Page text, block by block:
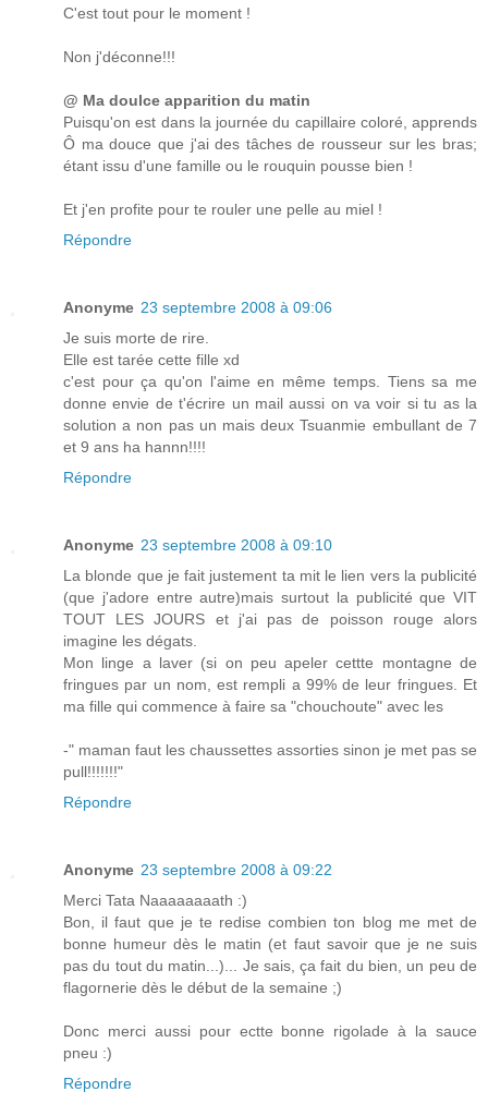
C'est tout pour le moment !
Non j'déconne!!!
@ Ma doulce apparition du matin
Puisqu'on est dans la journée du capillaire coloré, apprends
Ô ma douce que j'ai des tâches de rousseur sur les bras;
étant issu d'une famille ou le rouquin pousse bien !
Et j'en profite pour te rouler une pelle au miel !
Répondre
Anonyme 23 septembre 2008 à 09:06
Je suis morte de rire.
Elle est tarée cette fille xd
c'est pour ça qu'on l'aime en même temps. Tiens sa me
donne envie de t'écrire un mail aussi on va voir si tu as la
solution a non pas un mais deux Tsuanmie embullant de 7
et 9 ans ha hannn!!!!
Répondre
Anonyme 23 septembre 2008 à 09:10
La blonde que je fait justement ta mit le lien vers la publicité
(que j'adore entre autre)mais surtout la publicité que VIT
TOUT LES JOURS et j'ai pas de poisson rouge alors
imagine les dégats.
Mon linge a laver (si on peu apeler cettte montagne de
fringues par un nom, est rempli a 99% de leur fringues. Et
ma fille qui commence à faire sa "chouchoute" avec les
-" maman faut les chaussettes assorties sinon je met pas se
pull!!!!!!!"
Répondre
Anonyme 23 septembre 2008 à 09:22
Merci Tata Naaaaaaaath :)
Bon, il faut que je te redise combien ton blog me met de
bonne humeur dès le matin (et faut savoir que je ne suis
pas du tout du matin...)... Je sais, ça fait du bien, un peu de
flagornerie dès le début de la semaine ;)
Donc merci aussi pour ectte bonne rigolade à la sauce
pneu :)
Répondre